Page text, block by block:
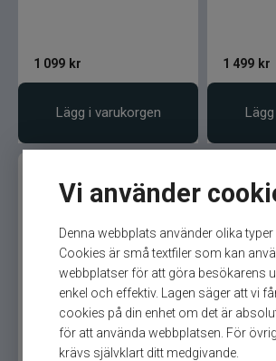
Vi använder
Denna webbplats använder olika typer
Cookies är små textfiler som kan
webbplatser för att göra besökarens
enkel och effektiv. Lagen säger att vi
cookies på din enhet om det är
för att använda webbplatsen. För
krävs självklart ditt medgivande.
1 099 kr
Lägg i varukorgen
1 499 kr
RAM Single Arm Ball
Mount Horz
RAM
(B-kula)